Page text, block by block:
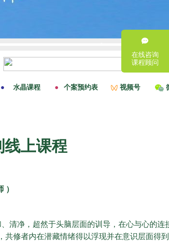
线上课程
）
清净，超然于头脑层面的训导，在心与心的连
修者内在潜藏情绪得以浮现并在意识层面得
在线咨询
课程顾问